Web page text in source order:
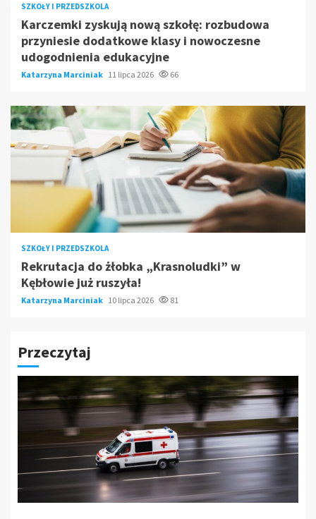
SZKOŁY I PRZEDSZKOLA
Karczemki zyskują nową szkołę: rozbudowa
przyniesie dodatkowe klasy i nowoczesne
udogodnienia edukacyjne
Katarzyna Marciniak 11 lipca 2026 66
SZKOŁY I PRZEDSZKOLA
Rekrutacja do żłobka „Krasnoludki” w
Kębłowie już ruszyła!
Katarzyna Marciniak 10 lipca 2026 81
Przeczytaj